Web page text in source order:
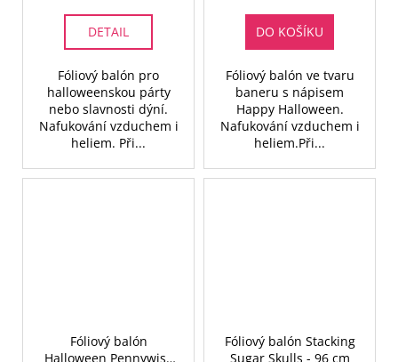
DETAIL
Fóliový balón pro
halloweenskou párty
nebo slavnosti dýní.
Nafukování vzduchem i
heliem. Při...
DO KOŠÍKU
Fóliový balón ve tvaru
baneru s nápisem
Happy Halloween.
Nafukování vzduchem i
heliem.Při...
Fóliový balón
Halloween Pennywise
Fóliový balón Stacking
Sugar Skulls - 96 cm